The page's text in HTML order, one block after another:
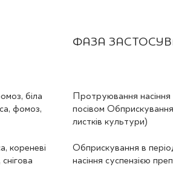
ФАЗА
біла
фомоз,
Протруювання
посівом
листків культури)
кореневі
Обприскування в
насіння суспензією